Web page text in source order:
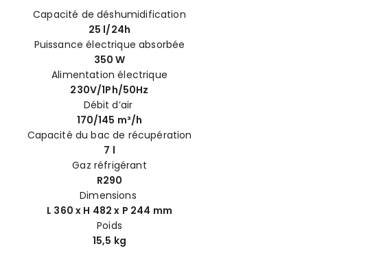
Capacité de déshumidification
25 l/24h
Puissance électrique absorbée
350 W
Alimentation électrique
230V/1Ph/50Hz
Débit d’air
170/145 m³/h
Capacité du bac de récupération
7 l
Gaz réfrigérant
R290
Dimensions
L 360 x H 482 x P 244 mm
Poids
15,5 kg